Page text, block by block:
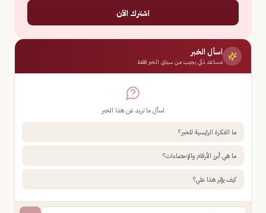
اشترك الآن
اسأل الخبر
مساعد ذكي يجيب من سياق الخبر فقط
اسأل ما تريد عن هذا الخبر
ما الفكرة الرئيسية للخبر؟
ما هي أبرز الأرقام والإحصاءات؟
كيف يؤثر هذا علي؟